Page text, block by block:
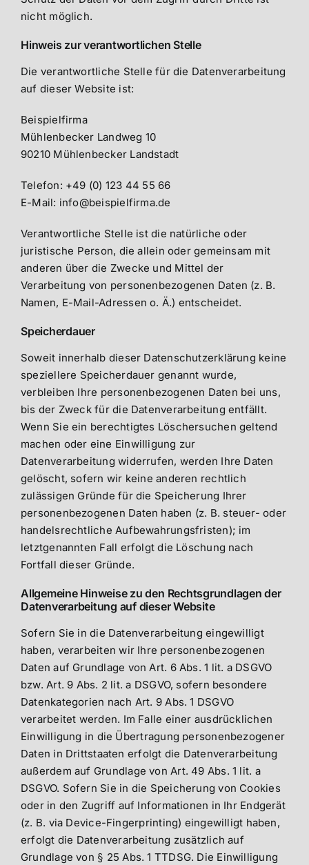
nicht möglich.
Hinweis zur verantwortlichen Stelle
Die verantwortliche Stelle für die Datenverarbeitung
auf dieser Website ist:
Beispielfirma
Mühlenbecker Landweg 10
90210 Mühlenbecker Landstadt
Telefon: +49 (0) 123 44 55 66
E-Mail: info@beispielfirma.de
Verantwortliche Stelle ist die natürliche oder
juristische Person, die allein oder gemeinsam mit
anderen über die Zwecke und Mittel der
Verarbeitung von personenbezogenen Daten (z. B.
Namen, E-Mail-Adressen o. Ä.) entscheidet.
Speicherdauer
Soweit innerhalb dieser Datenschutzerklärung keine
speziellere Speicherdauer genannt wurde,
verbleiben Ihre personenbezogenen Daten bei uns,
bis der Zweck für die Datenverarbeitung entfällt.
Wenn Sie ein berechtigtes Löschersuchen geltend
machen oder eine Einwilligung zur
Datenverarbeitung widerrufen, werden Ihre Daten
gelöscht, sofern wir keine anderen rechtlich
zulässigen Gründe für die Speicherung Ihrer
personenbezogenen Daten haben (z. B. steuer- oder
handelsrechtliche Aufbewahrungsfristen); im
letztgenannten Fall erfolgt die Löschung nach
Fortfall dieser Gründe.
Allgemeine Hinweise zu den Rechtsgrundlagen der
Datenverarbeitung auf dieser Website
Sofern Sie in die Datenverarbeitung eingewilligt
haben, verarbeiten wir Ihre personenbezogenen
Daten auf Grundlage von Art. 6 Abs. 1 lit. a DSGVO
bzw. Art. 9 Abs. 2 lit. a DSGVO, sofern besondere
Datenkategorien nach Art. 9 Abs. 1 DSGVO
verarbeitet werden. Im Falle einer ausdrücklichen
Einwilligung in die Übertragung personenbezogener
Daten in Drittstaaten erfolgt die Datenverarbeitung
außerdem auf Grundlage von Art. 49 Abs. 1 lit. a
DSGVO. Sofern Sie in die Speicherung von Cookies
oder in den Zugriff auf Informationen in Ihr Endgerät
(z. B. via Device-Fingerprinting) eingewilligt haben,
erfolgt die Datenverarbeitung zusätzlich auf
Grundlage von § 25 Abs. 1 TTDSG. Die Einwilligung